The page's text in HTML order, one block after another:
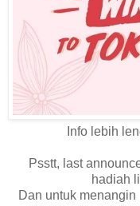
Info lebih
Psstt, last
hadiah
Dan untuk